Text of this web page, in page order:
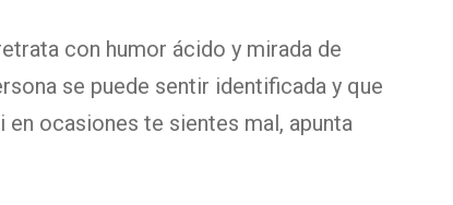
con humor ácido y mirada de
se puede sentir identificada y que
ocasiones te sientes mal, apunta